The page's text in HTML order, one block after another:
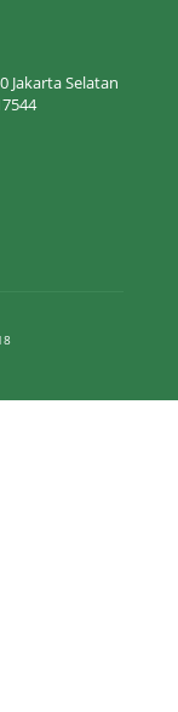
Jakarta Selatan